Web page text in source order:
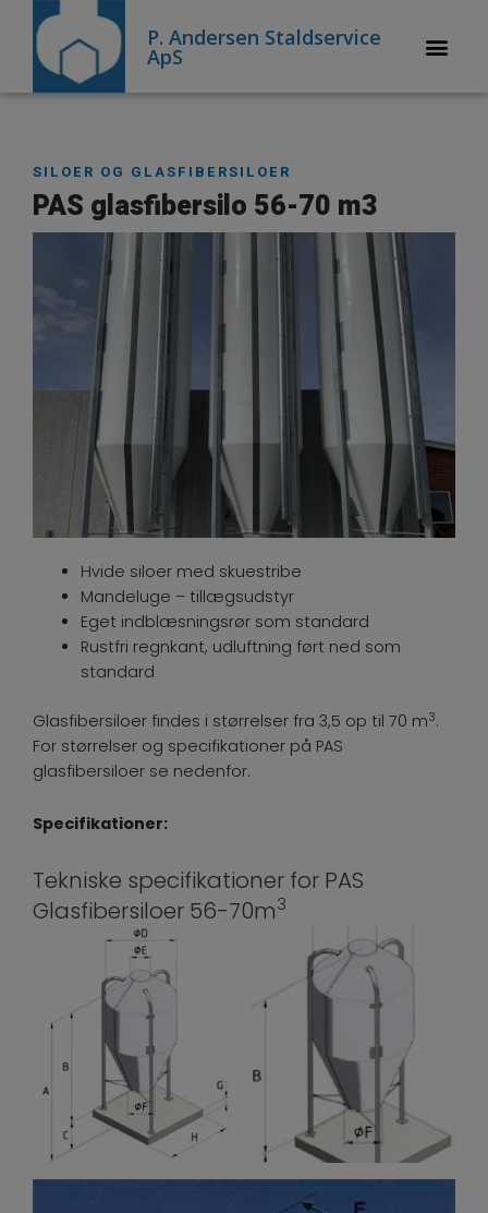
P. Andersen Staldservice
ApS
SILOER OG GLASFIBERSILOER
PAS glasfibersilo 56-70 m3
Hvide siloer med skuestribe
Mandeluge – tillægsudstyr
Eget indblæsningsrør som standard
Rustfri regnkant, udluftning ført ned som
standard
Glasfibersiloer findes i størrelser fra 3,5 op til 70 m3.
For størrelser og specifikationer på PAS
glasfibersiloer se nedenfor.
Specifikationer:
Tekniske specifikationer for PAS
Glasfibersiloer 56-70m3